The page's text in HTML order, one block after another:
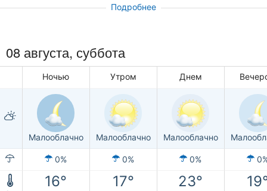
Подробнее
08 августа, суббота
Ночью Утром Днем
Малооблачно Малооблачно Малооблачно
0% 0% 0%
16° 17° 23°